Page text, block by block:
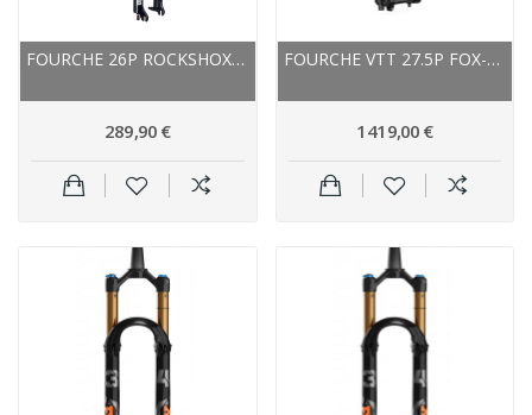
FOURCHE 26P ROCKSHOX VTT RECON SILVER TK...
289,90 €
FOURCHE VTT 27.5P FOX-RACING-SHOX 2021 36...
1 419,00 €